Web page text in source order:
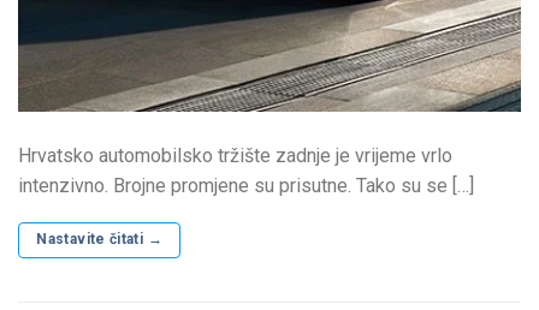
Hrvatsko automobilsko tržište zadnje je vrijeme vrlo
intenzivno. Brojne promjene su prisutne. Tako su se […]
Nastavite čitati →